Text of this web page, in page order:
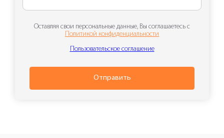
Оставляя свои персональные данные, Вы соглашаетесь с
Политикой конфиденциальности
Пользовательское соглашение
Отправить